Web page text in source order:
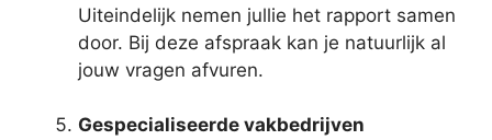
Uiteindelijk nemen jullie het rapport samen
door. Bij deze afspraak kan je natuurlijk al
jouw vragen afvuren.
Gespecialiseerde vakbedrijven